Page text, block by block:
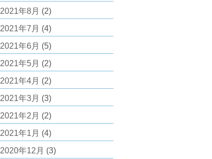
2021年8月 (2)
2021年7月 (4)
2021年6月 (5)
2021年5月 (2)
2021年4月 (2)
2021年3月 (3)
2021年2月 (2)
2021年1月 (4)
2020年12月 (3)